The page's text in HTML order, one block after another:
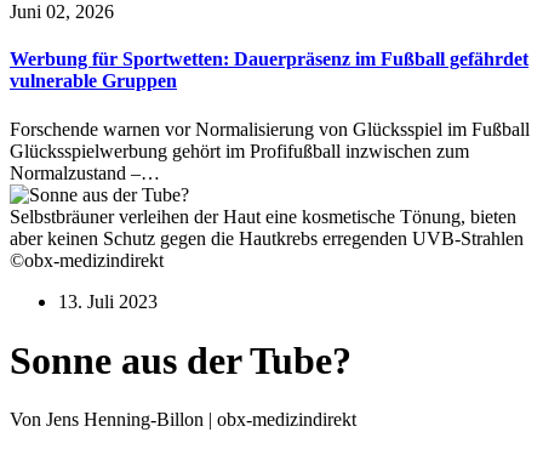
Juni 02, 2026
Werbung für Sportwetten: Dauerpräsenz im Fußball gefährdet
vulnerable Gruppen
Forschende warnen vor Normalisierung von Glücksspiel im Fußball
Glücksspielwerbung gehört im Profifußball inzwischen zum
Normalzustand –…
Selbstbräuner verleihen der Haut eine kosmetische Tönung, bieten
aber keinen Schutz gegen die Hautkrebs erregenden UVB-Strahlen
©obx-medizindirekt
13. Juli 2023
Sonne aus der Tube?
Von Jens Henning-Billon | obx-medizindirekt